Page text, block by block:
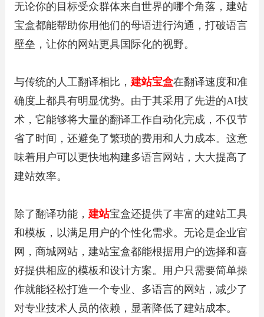
无论你的目标受众群体来自世界的哪个角落，建站
宝盒都能帮助你用他们的母语进行沟通，打破语言
壁垒，让你的网站更具国际化的视野。
与传统的人工翻译相比， 建站宝盒在翻译速度和准
确度上都具有明显优势。由于其采用了先进的AI技
术，它能够将大量的翻译工作自动化完成，不仅节
省了时间，还避免了繁琐的费用和人力成本。这意
味着用户可以更快地构建多语言网站，大大提高了
建站效率。
除了翻译功能， 建站宝盒还提供了丰富的建站工具
和模板，以满足用户的个性化需求。无论是企业官
网，商城网站，建站宝盒都能根据用户的选择和喜
好提供相应的模板和设计方案。用户只需要简单操
作就能轻松打造一个专业、多语言的网站，减少了
对专业技术人员的依赖，显著降低了建站成本。